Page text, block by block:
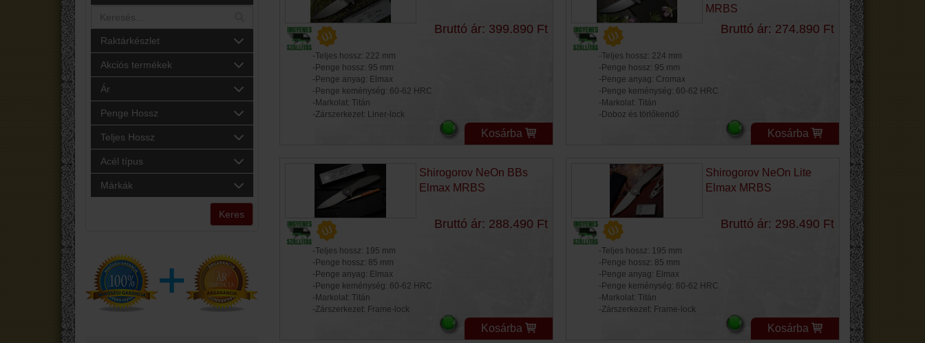
Raktárkészlet
Akciós termékek
Ár
Penge Hossz
Teljes Hossz
Acél típus
Márkák
Keres
Bruttó ár: 399.890 Ft
-Teljes hossz: 222 mm
-Penge hossz: 95 mm
-Penge anyag: Elmax
-Penge keménység: 60-62 HRC
-Markolat: Titán
-Zárszerkezet: Liner-lock
Kosárba
MRBS
Bruttó ár: 274.890 Ft
-Teljes hossz: 224 mm
-Penge hossz: 95 mm
-Penge anyag: Cromax
-Penge keménység: 60-62 HRC
-Markolat: Titán
-Doboz és törlőkendő
Kosárba
Shirogorov NeOn BBs
Elmax MRBS
Bruttó ár: 288.490 Ft
-Teljes hossz: 195 mm
-Penge hossz: 85 mm
-Penge anyag: Elmax
-Penge keménység: 60-62 HRC
-Markolat: Titán
-Zárszerkezet: Frame-lock
Kosárba
Shirogorov NeOn Lite
Elmax MRBS
Bruttó ár: 298.490 Ft
-Teljes hossz: 195 mm
-Penge hossz: 85 mm
-Penge anyag: Elmax
-Penge keménység: 60-62 HRC
-Markolat: Titán
-Zárszerkezet: Frame-lock
Kosárba